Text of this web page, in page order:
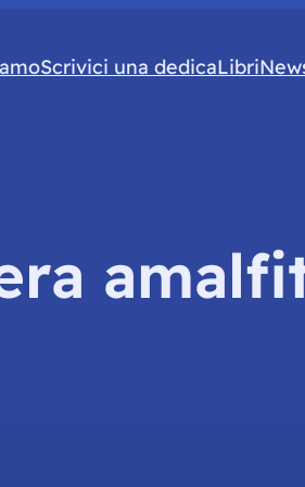
Scrivici una dedicaLibri